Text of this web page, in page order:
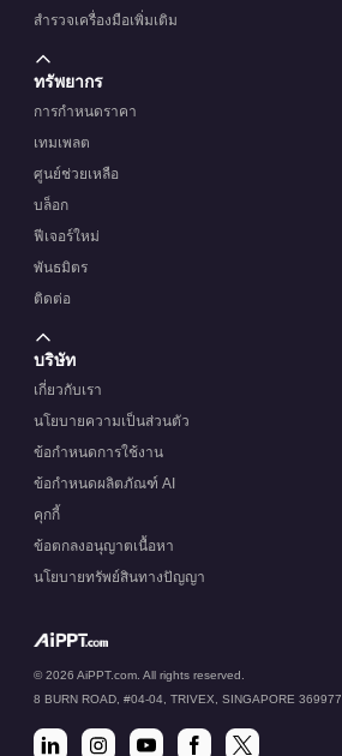
สำรวจเครื่องมือเพิ่มเติม
ทรัพยากร
การกำหนดราคา
เทมเพลต
ศูนย์ช่วยเหลือ
บล็อก
ฟีเจอร์ใหม่
พันธมิตร
ติดต่อ
บริษัท
เกี่ยวกับเรา
นโยบายความเป็นส่วนตัว
ข้อกำหนดการใช้งาน
ข้อกำหนดผลิตภัณฑ์ AI
คุกกี้
ข้อตกลงอนุญาตเนื้อหา
นโยบายทรัพย์สินทางปัญญา
© 2026 AiPPT.com. All rights reserved.
8 BURN ROAD, #04-04, TRIVEX, SINGAPORE 369977